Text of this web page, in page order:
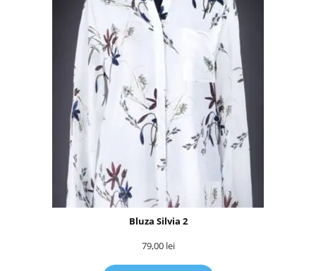
Bluza Silvia 2
79,00 lei